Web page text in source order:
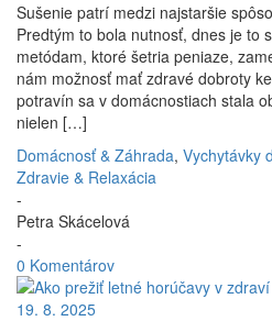
Sušenie patrí medzi najstaršie
Predtým to bola nutnosť, dnes je to
metódam, ktoré šetria peniaze,
nám možnosť mať zdravé dobroty
potravín sa v domácnostiach stala
nielen […]
Domácnosť & Záhrada, Vychytávky
Zdravie & Relaxácia
-
Petra Skácelová
-
0 Komentárov
19. 8. 2025